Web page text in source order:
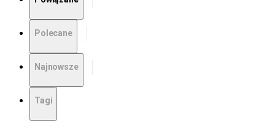
Polecane
Najnowsze
Tagi